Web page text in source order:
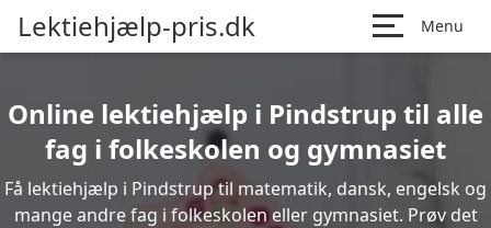
Lektiehjælp-pris.dk Menu
Online lektiehjælp i Pindstrup til alle
fag i folkeskolen og gymnasiet
Få lektiehjælp i Pindstrup til matematik, dansk, engelsk og
mange andre fag i folkeskolen eller gymnasiet. Prøv det